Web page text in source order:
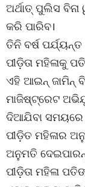
ଅର୍ଥାତ୍ ପୁଲିସ
କରି ପାରିବ।
ତିନି ବର୍ଷ ପର୍ଯ୍ୟନ୍ତ
ପୀଡ଼ିତା ମହିଳାକୁ
ଏହି ଆଇନ୍ ଜାମିନ୍
ମାଜିଷ୍ଟ୍ରେଟ
ଦିଆଯିବା ସମୟରେ
ପୀଡ଼ିତ ମହିଳାର
ଅନୁମତି
ପୀଡ଼ିତା ମହିଳା